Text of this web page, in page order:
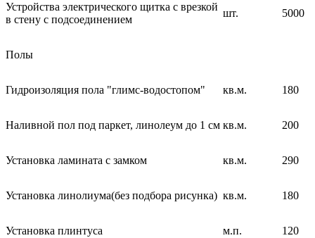
Устройства электрического щитка с врезкой
в стену с подсоединением
шт. 5000
Полы
Гидроизоляция пола "глимс-водостопом" кв.м. 180
Наливной пол под паркет, линолеум до 1 см кв.м. 200
Установка ламината с замком кв.м. 290
Установка линолиума(без подбора рисунка) кв.м. 180
Установка плинтуса м.п. 120